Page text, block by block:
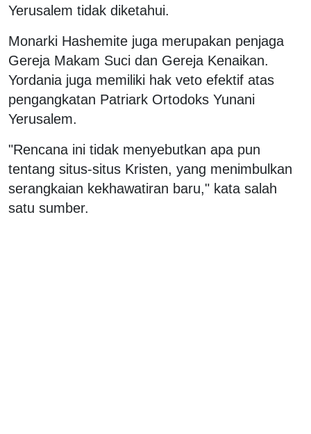
Yerusalem tidak diketahui.
Monarki Hashemite juga merupakan penjaga
Gereja Makam Suci dan Gereja Kenaikan.
Yordania juga memiliki hak veto efektif atas
pengangkatan Patriark Ortodoks Yunani
Yerusalem.
"Rencana ini tidak menyebutkan apa pun
tentang situs-situs Kristen, yang menimbulkan
serangkaian kekhawatiran baru," kata salah
satu sumber.